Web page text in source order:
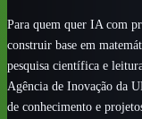
Para quem quer IA com
construir base em
pesquisa científica e
Agência de Inovação da
de conhecimento e